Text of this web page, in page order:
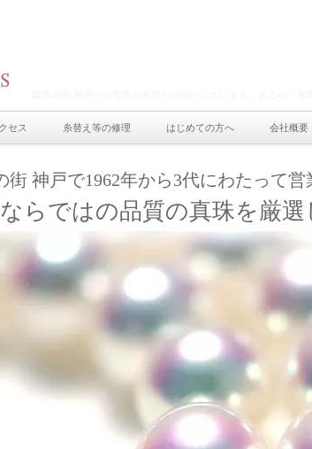
セス 糸替え等の修理 はじめての方へ 会社概要
街 神戸で1962年から3代にわたって
らではの品質の真珠を厳